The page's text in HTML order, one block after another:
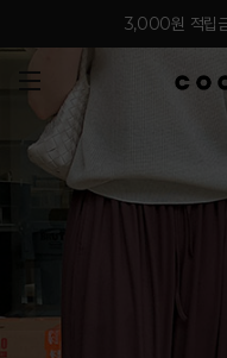
3,000원 적립